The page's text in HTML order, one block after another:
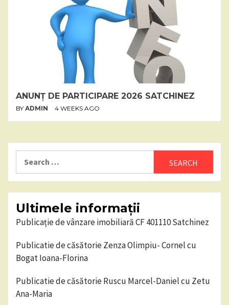
ANUNȚ DE PARTICIPARE 2026 SATCHINEZ
BY ADMIN 4 WEEKS AGO
Ultimele informații
Publicație de vânzare imobiliară CF 401110 Satchinez
Publicatie de căsătorie Zenza Olimpiu- Cornel cu
Bogat Ioana-Florina
Publicatie de căsătorie Ruscu Marcel-Daniel cu Zetu
Ana-Maria